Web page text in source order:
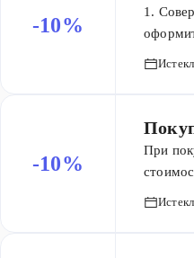
-10%
1.
–
-10%
При